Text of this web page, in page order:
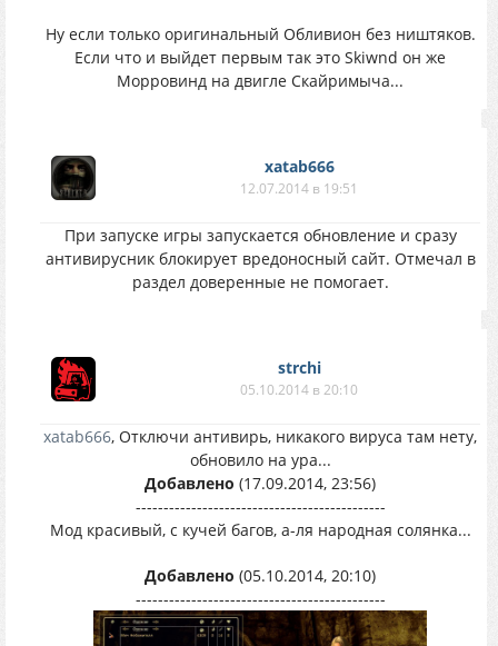
Ну если только оригинальный Обливион без ништяков.
Если что и выйдет первым так это Skiwnd он же
Морровинд на двигле Скайримыча...
xatab666
12.07.2014 в 19:51
При запуске игры запускается обновление и сразу
антивирусник блокирует вредоносный сайт. Отмечал в
раздел доверенные не помогает.
strchi
05.10.2014 в 20:10
xatab666, Отключи антивирь, никакого вируса там нету,
обновило на ура...
Добавлено (17.09.2014, 23:56)
---------------------------------------------
Мод красивый, с кучей багов, а-ля народная солянка...
Добавлено (05.10.2014, 20:10)
---------------------------------------------